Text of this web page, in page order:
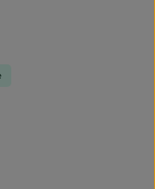
5 Sternen